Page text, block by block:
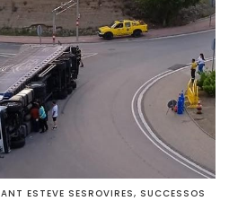
ESTEVE SESROVIRES, SUCCESSOS